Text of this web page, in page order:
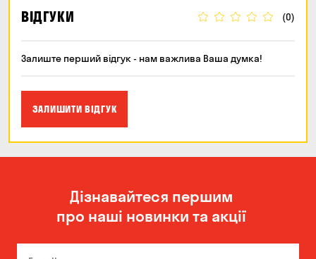
ВІДГУКИ (0)
Залиште перший відгук - нам важлива Ваша думка!
ЗАЛИШИТИ ВІДГУК
Дізнавайтеся першим
про наші новинки та акції